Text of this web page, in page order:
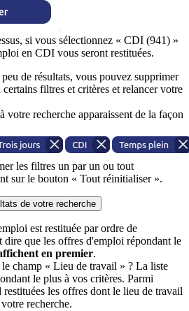
si vous sélectionnez « CDI (941) »
en CDI vous seront restituées.
de résultats, vous pouvez supprimer
filtres et critères et relancer votre
votre recherche apparaissent de la façon
les filtres un par un ou tout
sur le bouton « Tout réinitialiser ».
de votre recherche
est restituée par ordre de
dire que les offres d'emploi répondant le
en premier.
le champ « Lieu de travail » ? La liste
le plus à vos critères. Parmi
les offres dont le lieu de travail
recherche.